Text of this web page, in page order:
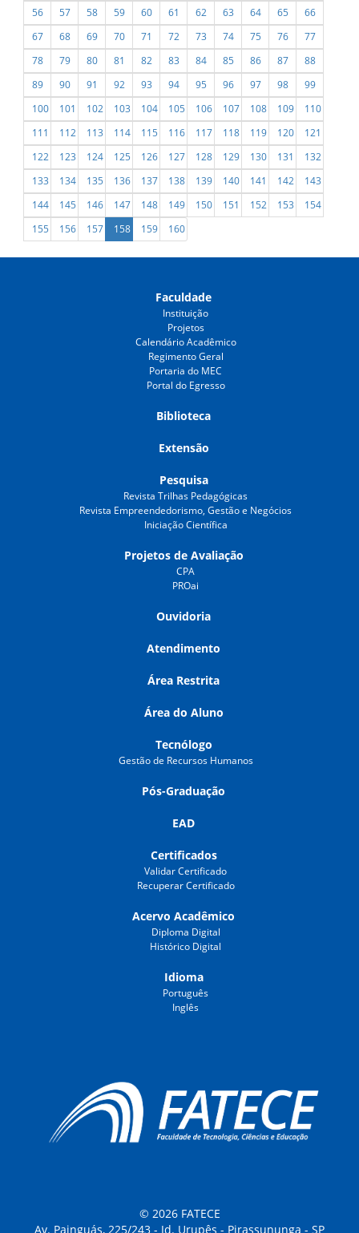
56
57 58 59 60 61 62 63 64 65
66
67
68 69 70 71 72 73 74 75 76
77
78
79 80 81 82 83 84 85 86 87
88
89
90 91 92 93 94 95 96 97 98
99
100
101 102 103 104 105 106 107 108 109
110
111
112 113 114 115 116 117 118 119 120
121
122
123 124 125 126 127 128 129 130 131
132
133
134 135 136 137 138 139 140 141 142
143
144
145 146 147 148 149 150 151 152 153
154
155
156 157 158 159 160
Faculdade
Instituição
Projetos
Calendário Acadêmico
Regimento Geral
Portaria do MEC
Portal do Egresso
Biblioteca
Extensão
Pesquisa
Revista Trilhas Pedagógicas
Revista Empreendedorismo, Gestão e Negócios
Iniciação Científica
Projetos de Avaliação
CPA
PROai
Ouvidoria
Atendimento
Área Restrita
Área do Aluno
Tecnólogo
Gestão de Recursos Humanos
Pós-Graduação
EAD
Certificados
Validar Certificado
Recuperar Certificado
Acervo Acadêmico
Diploma Digital
Histórico Digital
Idioma
Português
Inglês
© 2026 FATECE
Av. Painguás, 225/243 - Jd. Urupês - Pirassununga - SP